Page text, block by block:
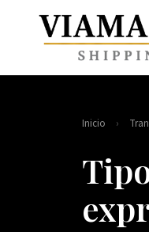
Inicio ›